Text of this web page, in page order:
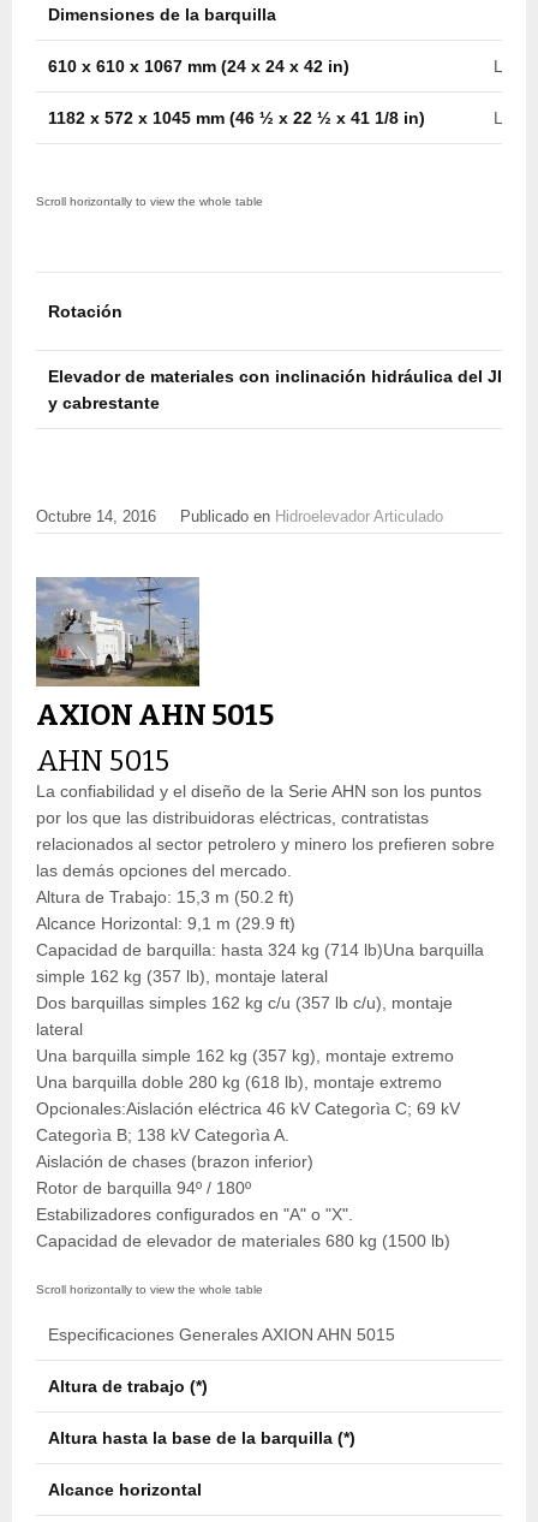
Dimensiones de la barquilla
610 x 610 x 1067 mm (24 x 24 x 42 in)
1182 x 572 x 1045 mm (46 ½ x 22 ½ x 41 1/8 in)
Rotación
Elevador de materiales con inclinación hidráulica del JIB
y cabrestante
Octubre 14, 2016 Publicado en Hidroelevador Articulado
AXION AHN 5015
AHN 5015
La confiabilidad y el diseño de la Serie AHN son los puntos
por los que las distribuidoras eléctricas, contratistas
relacionados al sector petrolero y minero los prefieren sobre
las demás opciones del mercado.
Altura de Trabajo: 15,3 m (50.2 ft)
Alcance Horizontal: 9,1 m (29.9 ft)
Capacidad de barquilla: hasta 324 kg (714 lb)Una barquilla
simple 162 kg (357 lb), montaje lateral
Dos barquillas simples 162 kg c/u (357 lb c/u), montaje
lateral
Una barquilla simple 162 kg (357 kg), montaje extremo
Una barquilla doble 280 kg (618 lb), montaje extremo
Opcionales:Aislación eléctrica 46 kV Categorìa C; 69 kV
Categorìa B; 138 kV Categorìa A.
Aislación de chases (brazon inferior)
Rotor de barquilla 94º / 180º
Estabilizadores configurados en "A" o "X".
Capacidad de elevador de materiales 680 kg (1500 lb)
Especificaciones Generales AXION AHN 5015
Altura de trabajo (*)
Altura hasta la base de la barquilla (*)
Alcance horizontal